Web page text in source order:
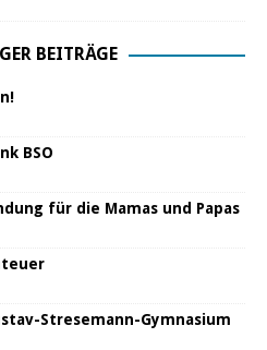
BEITRÄGE
BSO
für die Mamas und Papas
Stresemann-Gymnasium